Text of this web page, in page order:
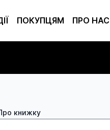
ПОКУПЦЯМ ПРО НАС
книжку